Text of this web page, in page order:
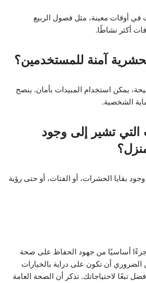
في أوقات معينة، مثل فصول الربيع
أكثر نشاطًا.
آمنة للمستخدمين؟
يمكن استخدام المبيدات بأمان. ينصح
الشخصية.
التي تشير إلى وجود
بقايا الحشرات، أو الفتات، أو حتى رؤية
جزءًا أساسيًا من جهود الحفاظ على صحة
أن تكون على دراية بالخيارات
تبعًا لاحتياجاتك. تذكر أن الصحة العامة